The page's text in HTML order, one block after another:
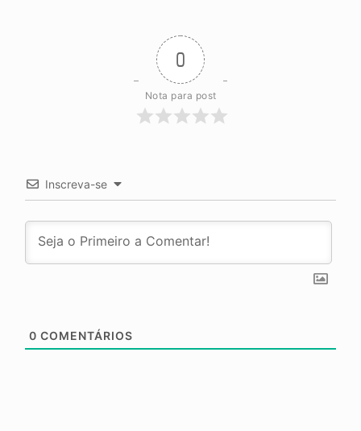
0
Nota para post
Inscreva-se
0 COMENTÁRIOS